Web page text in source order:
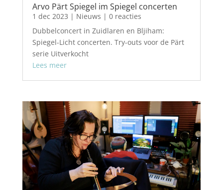
Arvo Pärt Spiegel im Spiegel concerten
1 dec 2023 | Nieuws | 0 reacties
Dubbelconcert in Zuidlaren en Bljiham:
Spiegel-Licht concerten. Try-outs voor de Pärt
serie Uitverkocht
Lees meer